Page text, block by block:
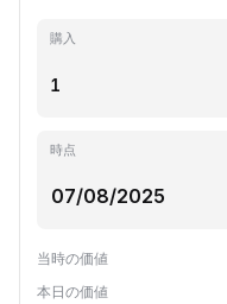
購入
時点
当時の価値
本日の価値